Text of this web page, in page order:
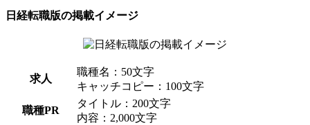
日経転職版の掲載イメージ
求人
職種名：50文字
キャッチコピー：100文字
職種PR
タイトル：200文字
内容：2,000文字